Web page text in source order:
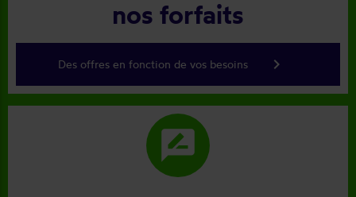
nos forfaits
Des offres en fonction de vos besoins keyboard_arrow_right
rate_review